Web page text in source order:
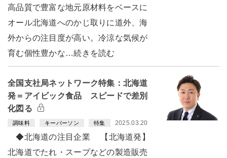
高品質で豊富な地元原材料をベースに
オール北海道へのかじ取りに道外、海
外からの注目度が高い。冷涼な気候が
育む個性豊かな…続きを読む
全国支社局ネットワーク特集：北海道
発＝アイビック食品 スピードで差別
化図る
調味料 キーパーソン 特集 2025.03.20
◆北海道の注目企業 【北海道発】
北海道でたれ・スープなどの製造販売